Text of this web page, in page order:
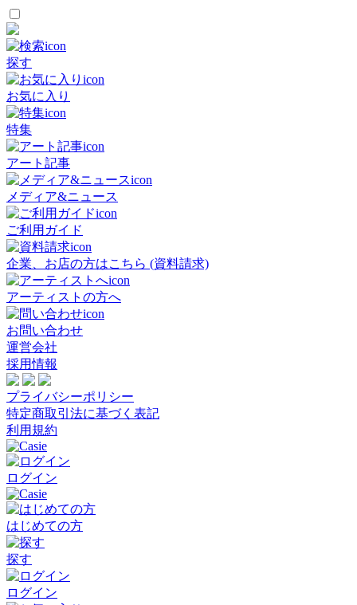
探す
お気に入り
特集
アート記事
メディア&ニュース
ご利用ガイド
企業、お店の方はこちら (資料請求)
アーティストの方へ
お問い合わせ
運営会社
採用情報
プライバシーポリシー
特定商取引法に基づく表記
利用規約
ログイン
はじめての方
探す
ログイン